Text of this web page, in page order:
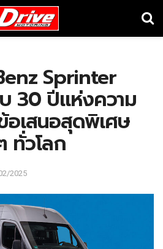
Sprinter
30 ปีแห่งความ
อเสนอสุดพิเศษ
ทั่วโลก
2025